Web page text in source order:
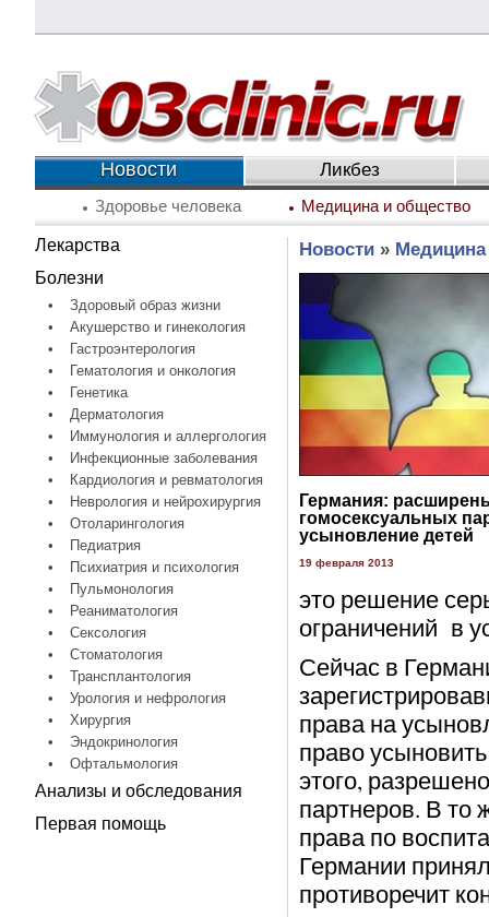
Новости Ликбез
Здоровье человека Медицина и общество
Лекарства
Болезни
•
Здоровый образ жизни
•
Акушерство и гинекология
•
Гастроэнтерология
•
Гематология и онкология
•
Генетика
•
Дерматология
•
Иммунология и аллергология
•
Инфекционные заболевания
•
Кардиология и ревматология
•
Неврология и нейрохирургия
•
Отоларингология
•
Педиатрия
•
Психиатрия и психология
•
Пульмонология
•
Реаниматология
•
Сексология
•
Стоматология
•
Трансплантология
•
Урология и нефрология
•
Хирургия
•
Эндокринология
•
Офтальмология
Анализы и обследования
Первая помощь
Новости»
Германия:
гомосексуальных
усыновление детей
19 февраля 2013
это решение
ограничений в
Сейчас в
права на
право
этого,
партнеров. В то
права по
Германии
противоречит